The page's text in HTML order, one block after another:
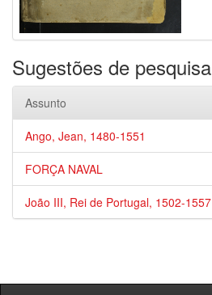
Sugestões de pesquisa
Assunto
Ango, Jean, 1480-1551
FORÇA NAVAL
João III, Rei de Portugal, 1502-1557